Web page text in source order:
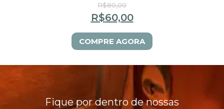
R$80,00
R$60,00
COMPRE AGORA
Fique por dentro de nossas